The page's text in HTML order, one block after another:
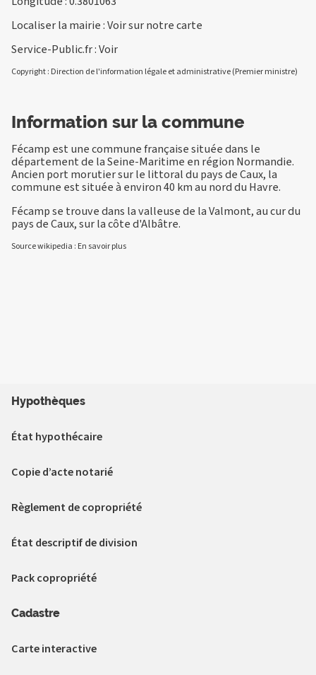
Localiser la mairie :Voir sur notre carte
Service-Public.fr :Voir
Copyright : Direction de l'information légale et administrative (Premier ministre)
Information sur la commune
Fécamp est une commune française située dans le
département de la Seine-Maritime en région Normandie.
Ancien port morutier sur le littoral du pays de Caux, la
commune est située à environ 40 km au nord du Havre.
Fécamp se trouve dans la valleuse de la Valmont, au cur du
pays de Caux, sur la côte d'Albâtre.
Source wikipedia : En savoir plus
Hypothèques
État hypothécaire
Copie d’acte notarié
Règlement de copropriété
État descriptif de division
Pack copropriété
Cadastre
Carte interactive